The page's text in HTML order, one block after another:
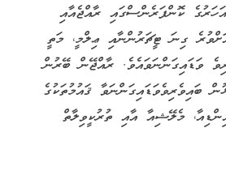
ކޮންފަރެންސްގައި ރާއްޖެއާއި
ބޭރުން 220 އަށްވުރެ ގިނަ ޓީޗަރުންނާއި ޢިލްމީ، މަތީ
ވަޑައިގަންނަވައެވެ. ރާއްޖޭން ބޭރުން
ބައިވެރިވެވަޑައިގަންނަވާ ޤައުމުތަކުގެ
މެލޭޝިއާ އާއި ތުރުކީވިލާތް